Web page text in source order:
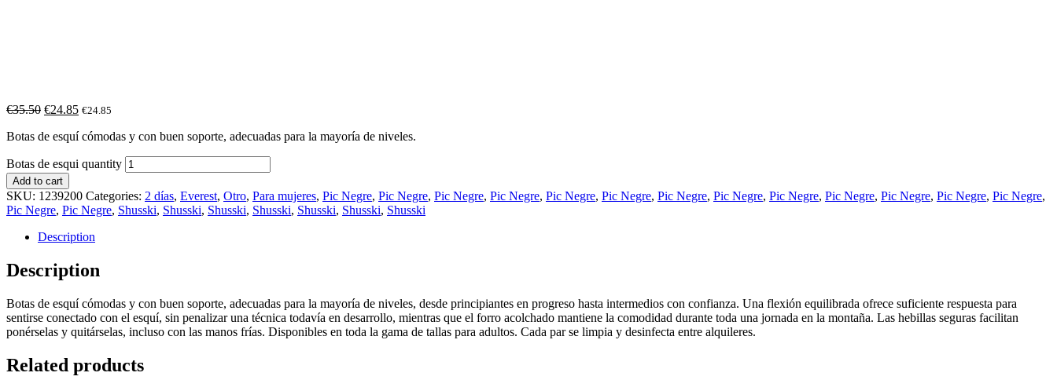
€35.50 €24.85 €24.85
Botas de esquí cómodas y con buen soporte, adecuadas para la mayoría de niveles.
Botas de esqui quantity
Add to cart
SKU: 1239200 Categories: 2 días, Everest, Otro, Para mujeres, Pic Negre, Pic Negre, Pic Negre, Pic Negre, Pic Negre, Pic Negre, Pic Negre, Pic Negre, Pic Negre, Pic Negre, Pic Negre, Pic Negre, Pic Negre,
Pic Negre, Pic Negre, Shusski, Shusski, Shusski, Shusski, Shusski, Shusski, Shusski
Description
Description
Botas de esquí cómodas y con buen soporte, adecuadas para la mayoría de niveles, desde principiantes en progreso hasta intermedios con confianza. Una flexión equilibrada ofrece suficiente respuesta para
sentirse conectado con el esquí, sin penalizar una técnica todavía en desarrollo, mientras que el forro acolchado mantiene la comodidad durante toda una jornada en la montaña. Las hebillas seguras facilitan
ponérselas y quitárselas, incluso con las manos frías. Disponibles en toda la gama de tallas para adultos. Cada par se limpia y desinfecta entre alquileres.
Related products